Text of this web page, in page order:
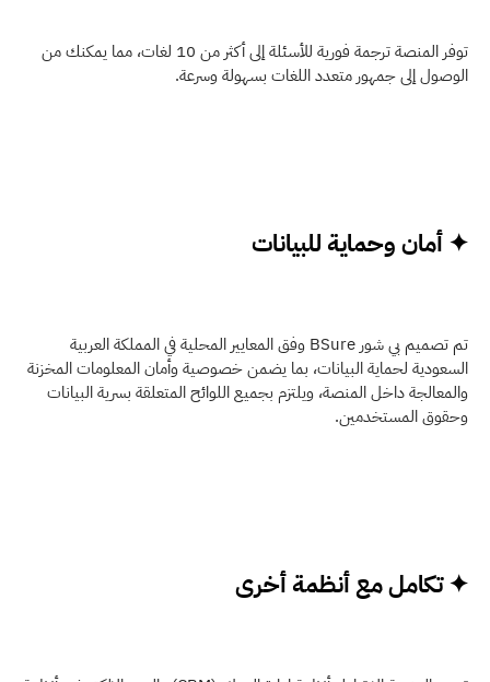
الوصول إلى جمهور متعدد اللغات بسهولة وسرعة.
✦ أمان وحماية للبيانات
وحقوق المستخدمين.
✦ تكامل مع أنظمة أخرى